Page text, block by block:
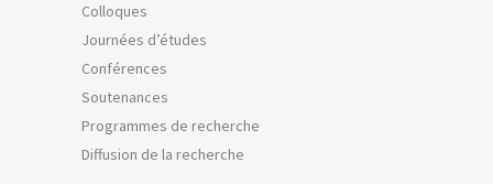
Colloques
Journées d’études
Conférences
Soutenances
Programmes de recherche
Diffusion de la recherche